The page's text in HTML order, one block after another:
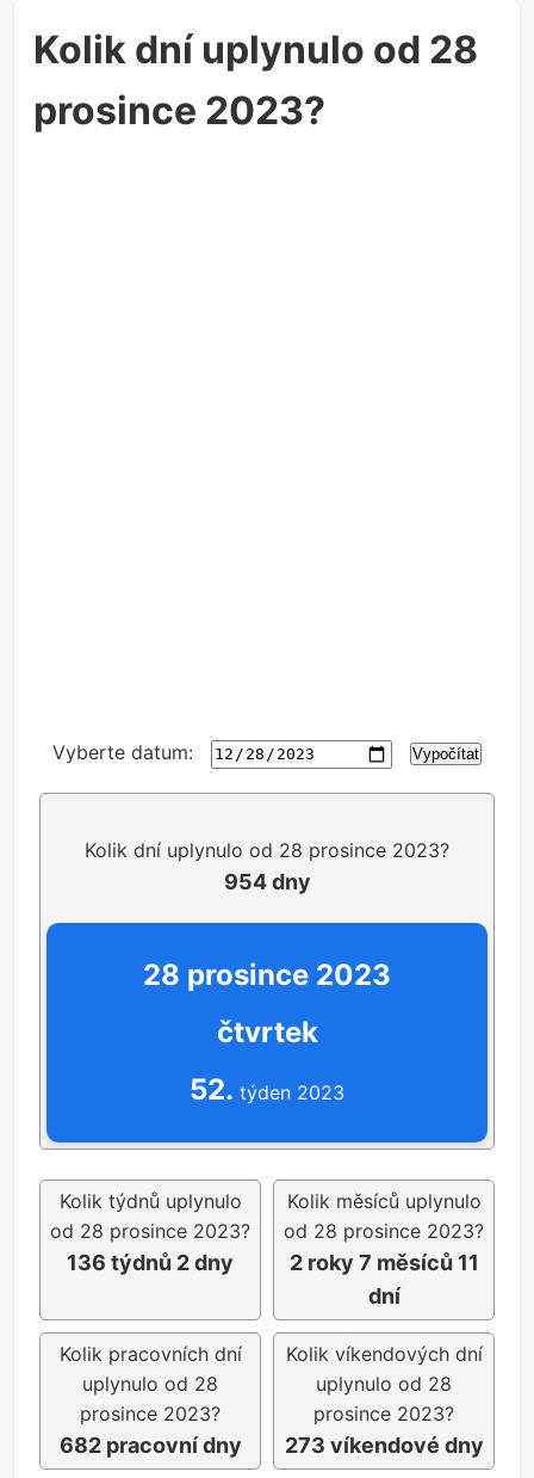
Kolik dní uplynulo od 28
prosince 2023?
Vyberte datum: Vypočítat
Kolik dní uplynulo od 28 prosince 2023?
954 dny
28 prosince 2023
čtvrtek
52. týden 2023
Kolik týdnů uplynulo
od 28 prosince 2023?
136 týdnů 2 dny
Kolik měsíců uplynulo
od 28 prosince 2023?
2 roky 7 měsíců 11
dní
Kolik pracovních dní
uplynulo od 28
prosince 2023?
682 pracovní dny
Kolik víkendových dní
uplynulo od 28
prosince 2023?
273 víkendové dny